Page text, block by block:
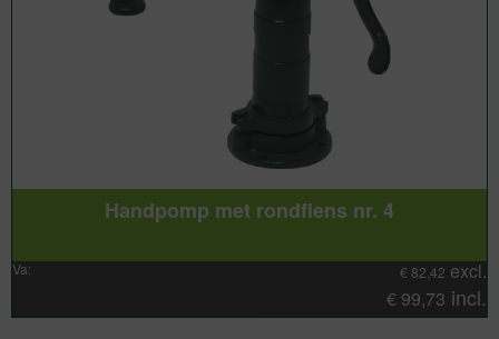
Handpomp met rondflens nr. 4
Va: € 82,42 excl.
€ 99,73 incl.